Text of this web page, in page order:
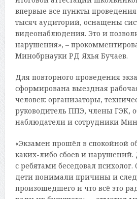
впервые все пункты
тысяч аудиторий, оснащены
видеонаблюдения. Это и
нарушения», –
Минобрнауки РД Яхья Бучаев.
Для повторного проведения
сформирована выездная
человек: организаторы,
руководитель ППЭ, члены ГЭК,
наблюдатели и сотрудники
«Экзамен прошёл в спокойной
каких-либо сбоев и нарушений.
с ребятами беседовал
дети понимали причины и
произошедшего и что всё это